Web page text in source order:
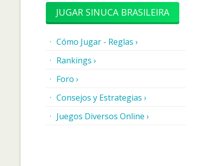
JUGAR SINUCA BRASILEIRA
Cómo Jugar - Reglas ›
Rankings ›
Foro ›
Consejos y Estrategias ›
Juegos Diversos Online ›